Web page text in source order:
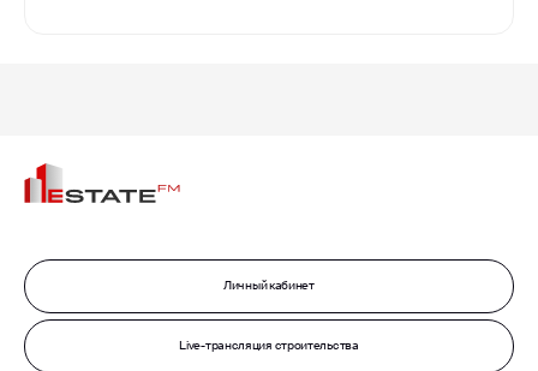
Личный кабинет
Live-трансляция строительства